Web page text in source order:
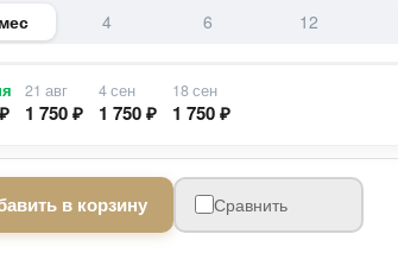
4 6 12
21 авг
1 750 ₽
4 сен
1 750 ₽
18 сен
1 750 ₽
в корзину Сравнить